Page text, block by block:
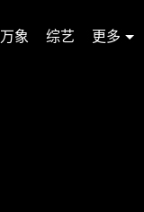
象 综艺 更多